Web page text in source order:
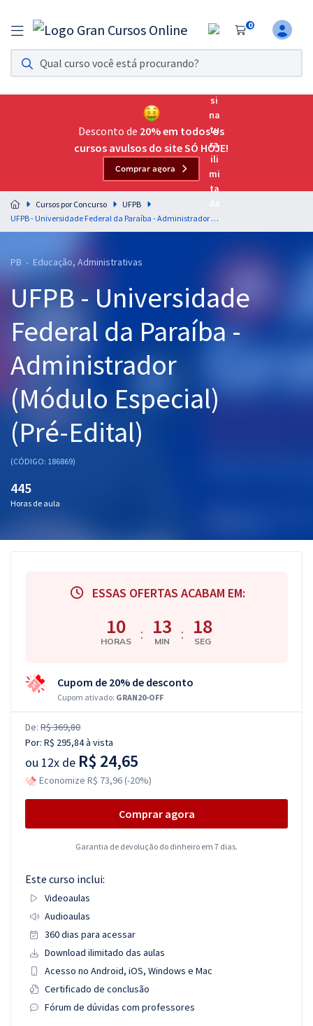
0
Assinatura Ilimitada 11
Acesso a todos os cursos. Teste grátis por 7 dias!
Assinatura OAB Até Passar
Acesso ilimitado a toda preparação para o Exame da
Residências Multiprofissionais
Preparação completa e intensiva para as principais
residências em saúde do Brasil
Cursos 20% OFF
Pós
Graduação
OAB
Mentorias
Questões grátis
Conteúdo gratuito
Aprovados
Desconto de 20% em todos os
cursos avulsos do site SÓ HOJE!
Comprar agora
Cursos por Concurso
UFPB
UFPB - Universidade Federal da Paraíba - Administrador (Módulo Especial) (Pré-Edital)
PB - Educação, Administrativas
UFPB - Universidade
Federal da Paraíba -
Administrador
(Módulo Especial)
(Pré-Edital)
(CÓDIGO: 186869)
445
Horas de aula
ESSAS OFERTAS ACABAM EM:
10
HORAS : 13
MIN : 17
SEG
Cupom de 20% de desconto
Cupom ativado: GRAN20-OFF
De: R$ 369,80
Por: R$ 295,84à vista
ou 12x de R$ 24,65
Economize R$ 73,96 (-20%)
Comprar agora
Garantia de devolução do dinheiro em 7 dias.
Este curso inclui:
Videoaulas
Audioaulas
360 dias para acessar
Download ilimitado das aulas
Acesso no Android, iOS, Windows e Mac
Certificado de conclusão
Fórum de dúvidas com professores